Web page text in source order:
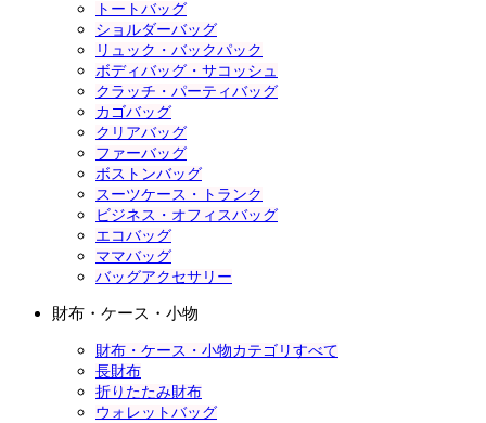
トートバッグ
ショルダーバッグ
リュック・バックパック
ボディバッグ・サコッシュ
クラッチ・パーティバッグ
カゴバッグ
クリアバッグ
ファーバッグ
ボストンバッグ
スーツケース・トランク
ビジネス・オフィスバッグ
エコバッグ
ママバッグ
バッグアクセサリー
財布・ケース・小物
財布・ケース・小物カテゴリすべて
長財布
折りたたみ財布
ウォレットバッグ